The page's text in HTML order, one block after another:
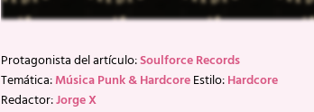
Protagonista del artículo:Soulforce Records
Temática:Música Punk & HardcoreEstilo:Hardcore
Redactor:Jorge X